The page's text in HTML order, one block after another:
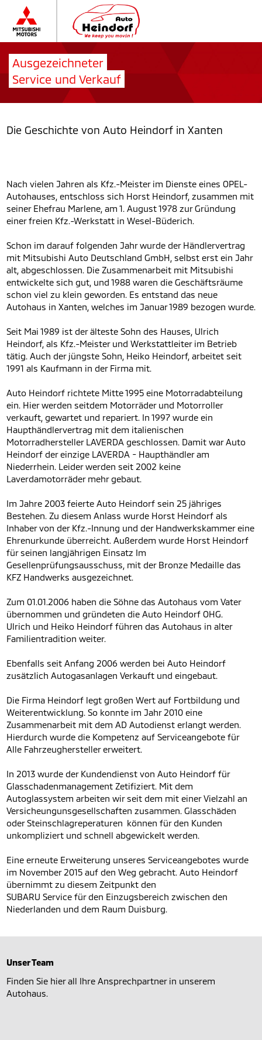
Ausgezeichneter
Service und Verkauf
Die Geschichte von Auto Heindorf in Xanten
Nach vielen Jahren als Kfz.-Meister im Dienste eines OPEL-
Autohauses, entschloss sich Horst Heindorf, zusammen mit
seiner Ehefrau Marlene, am 1. August 1978 zur Gründung
einer freien Kfz.-Werkstatt in Wesel-Büderich.
Schon im darauf folgenden Jahr wurde der Händlervertrag
mit Mitsubishi Auto Deutschland GmbH, selbst erst ein Jahr
alt, abgeschlossen. Die Zusammenarbeit mit Mitsubishi
entwickelte sich gut, und 1988 waren die Geschäftsräume
schon viel zu klein geworden. Es entstand das neue
Autohaus in Xanten, welches im Januar 1989 bezogen wurde.
Seit Mai 1989 ist der älteste Sohn des Hauses, Ulrich
Heindorf, als Kfz.-Meister und Werkstattleiter im Betrieb
tätig. Auch der jüngste Sohn, Heiko Heindorf, arbeitet seit
1991 als Kaufmann in der Firma mit.
Auto Heindorf richtete Mitte 1995 eine Motorradabteilung
ein. Hier werden seitdem Motorräder und Motorroller
verkauft, gewartet und repariert. In 1997 wurde ein
Haupthändlervertrag mit dem italienischen
Motorradhersteller LAVERDA geschlossen. Damit war Auto
Heindorf der einzige LAVERDA - Haupthändler am
Niederrhein. Leider werden seit 2002 keine
Laverdamotorräder mehr gebaut.
Im Jahre 2003 feierte Auto Heindorf sein 25 jähriges
Bestehen. Zu diesem Anlass wurde Horst Heindorf als
Inhaber von der Kfz.-Innung und der Handwerkskammer eine
Ehrenurkunde überreicht. Außerdem wurde Horst Heindorf
für seinen langjährigen Einsatz Im
Gesellenprüfungsausschuss, mit der Bronze Medaille das
KFZ Handwerks ausgezeichnet.
Zum 01.01.2006 haben die Söhne das Autohaus vom Vater
übernommen und gründeten die Auto Heindorf OHG.
Ulrich und Heiko Heindorf führen das Autohaus in alter
Familientradition weiter.
Ebenfalls seit Anfang 2006 werden bei Auto Heindorf
zusätzlich Autogasanlagen Verkauft und eingebaut.
Die Firma Heindorf legt großen Wert auf Fortbildung und
Weiterentwicklung. So konnte im Jahr 2010 eine
Zusammenarbeit mit dem AD Autodienst erlangt werden.
Hierdurch wurde die Kompetenz auf Serviceangebote für
Alle Fahrzeughersteller erweitert.
In 2013 wurde der Kundendienst von Auto Heindorf für
Glasschadenmanagement Zetifiziert. Mit dem
Autoglassystem arbeiten wir seit dem mit einer Vielzahl an
Versicheungunsgesellschaften zusammen. Glasschäden
oder Steinschlagreperaturen können für den Kunden
unkompliziert und schnell abgewickelt werden.
Eine erneute Erweiterung unseres Serviceangebotes wurde
im November 2015 auf den Weg gebracht. Auto Heindorf
übernimmt zu diesem Zeitpunkt den
SUBARU Service für den Einzugsbereich zwischen den
Niederlanden und dem Raum Duisburg.
Unser Team
Finden Sie hier all Ihre Ansprechpartner in unserem
Autohaus.